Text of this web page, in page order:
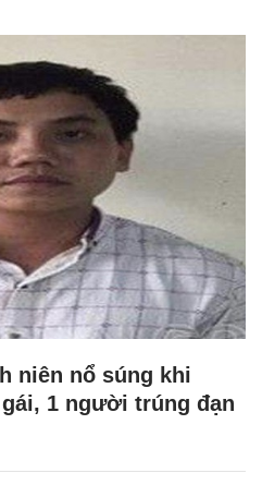
niên nổ súng khi
1 người trúng đạn